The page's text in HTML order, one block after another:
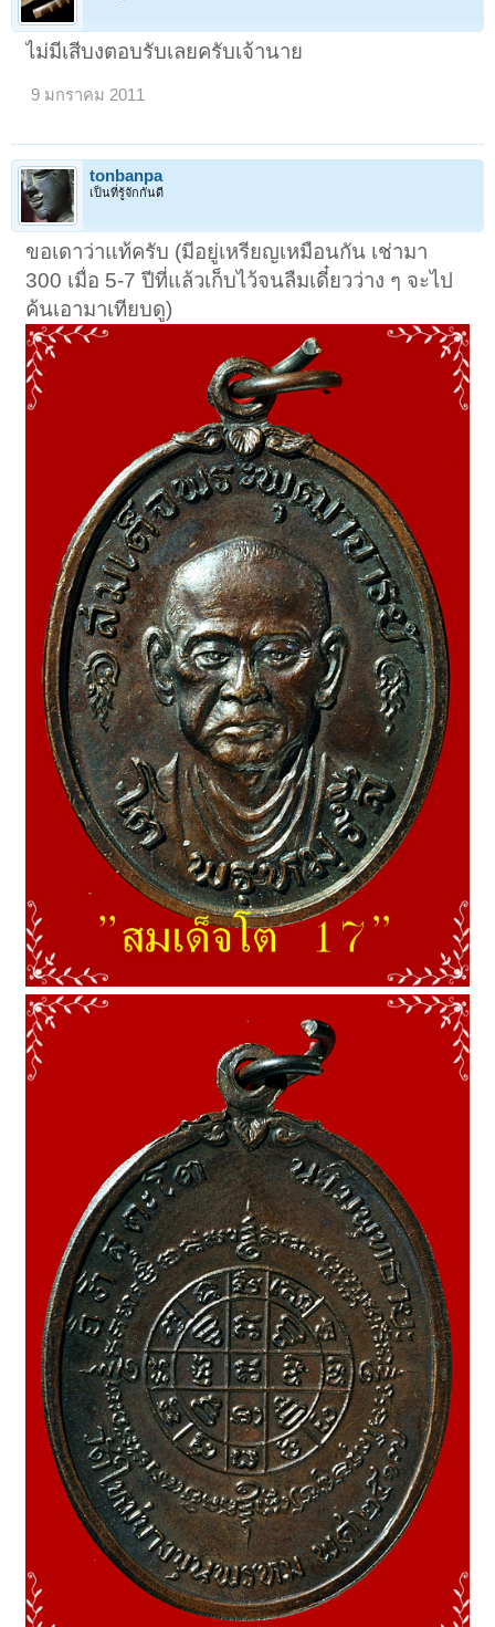
ไม่มีเสีบงตอบรับเลยครับเจ้านาย
9 มกราคม 2011
tonbanpa
เป็นที่รู้จักกันดี
ขอเดาว่าแท้ครับ (มีอยู่เหรียญเหมือนกัน เช่ามา
300 เมื่อ 5-7 ปีที่แล้วเก็บไว้จนลืมเดี๋ยวว่าง ๆ จะไป
ค้นเอามาเทียบดู)